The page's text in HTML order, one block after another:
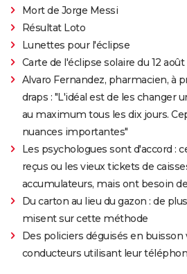
Mort de Jorge Messi
Résultat Loto
Lunettes pour l'éclipse
Carte de l'éclipse solaire du 12 août
Alvaro Fernandez, pharmacien, à
draps : "L'idéal est de les changer
au maximum tous les dix jours.
nuances importantes"
Les psychologues sont d'accord :
reçus ou les vieux tickets de
accumulateurs, mais ont besoin
Du carton au lieu du gazon : de
misent sur cette méthode
Des policiers déguisés en buisson
conducteurs utilisant leur